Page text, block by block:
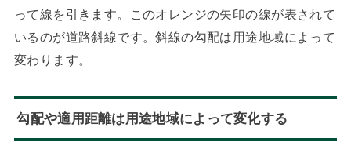
って線を引きます。このオレンジの矢印の線が表されて
いるのが道路斜線です。斜線の勾配は用途地域によって
変わります。
勾配や適用距離は用途地域によって変化する